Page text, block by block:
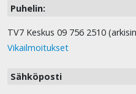
Puhelin:
TV7 Keskus 09 756 2510
Vikailmoitukset
Sähköposti